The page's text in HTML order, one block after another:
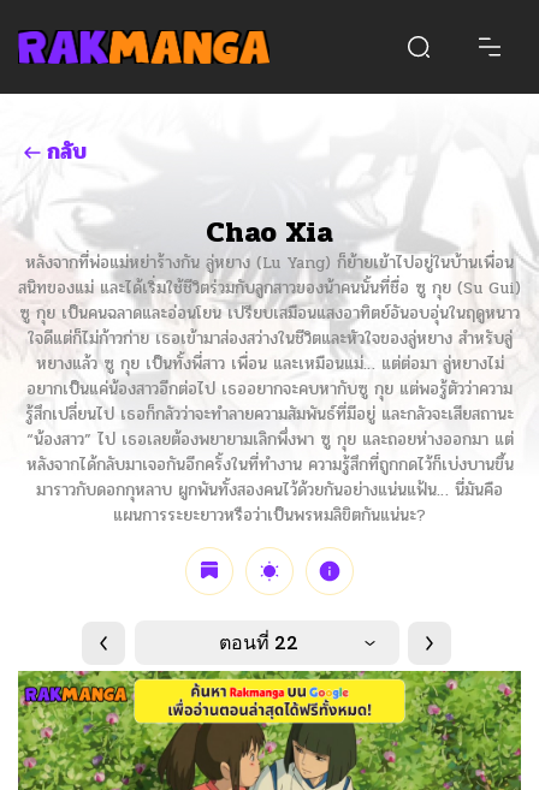
กลับ
Chao Xia
หลังจากที่พ่อแม่หย่าร้างกัน ลู่หยาง (Lu Yang) ก็ย้ายเข้าไปอยู่ในบ้านเพื่อน
สนิทของแม่ และได้เริ่มใช้ชีวิตร่วมกับลูกสาวของน้าคนนั้นที่ชื่อ ซู กุย (Su Gui)
ซู กุย เป็นคนฉลาดและอ่อนโยน เปรียบเสมือนแสงอาทิตย์อันอบอุ่นในฤดูหนาว
ใจดีแต่ก็ไม่ก้าวก่าย เธอเข้ามาส่องสว่างในชีวิตและหัวใจของลู่หยาง สำหรับลู่
หยางแล้ว ซู กุย เป็นทั้งพี่สาว เพื่อน และเหมือนแม่… แต่ต่อมา ลู่หยางไม่
อยากเป็นแค่น้องสาวอีกต่อไป เธออยากจะคบหากับซู กุย แต่พอรู้ตัวว่าความ
รู้สึกเปลี่ยนไป เธอก็กลัวว่าจะทำลายความสัมพันธ์ที่มีอยู่ และกลัวจะเสียสถานะ
“น้องสาว” ไป เธอเลยต้องพยายามเลิกพึ่งพา ซู กุย และถอยห่างออกมา แต่
หลังจากได้กลับมาเจอกันอีกครั้งในที่ทำงาน ความรู้สึกที่ถูกกดไว้ก็เบ่งบานขึ้น
มาราวกับดอกกุหลาบ ผูกพันทั้งสองคนไว้ด้วยกันอย่างแน่นแฟ้น… นี่มันคือ
แผนการระยะยาวหรือว่าเป็นพรหมลิขิตกันแน่นะ?
ตอนที่ 22